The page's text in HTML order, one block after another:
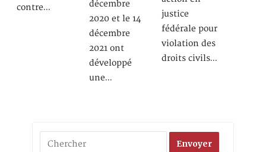
contre…
décembre
2020 et le 14
décembre
2021 ont
développé
une…
justice
fédérale pour
violation des
droits civils…